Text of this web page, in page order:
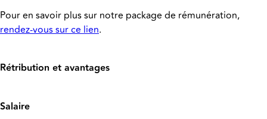
Pour en savoir plus sur notre package de rémunération,
rendez-vous sur ce lien.
Rétribution et avantages
Salaire